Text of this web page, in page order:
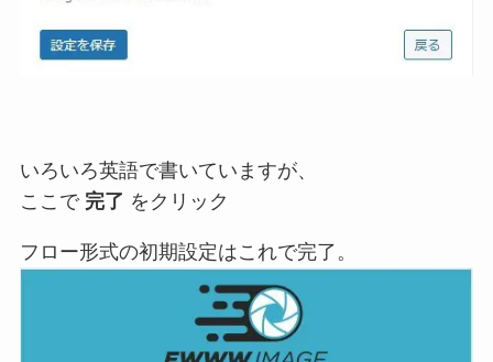
いろいろ英語で書いていますが、
ここで 完了 をクリック
フロー形式の初期設定はこれで完了。